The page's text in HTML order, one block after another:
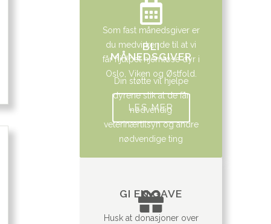
BLI
MÅNEDSGIVER
Din støtte vil hjelpe
dyrene slik at de får
nødvendig
veterinærtilsyn og andre
nødvendige ting
Som fast månedsgiver er
du medvirkende til at vi
får hjulpet hjemløse dyr i
Oslo, Viken og Østfold.
LES MER
GI EN GAVE
Husk at donasjoner over